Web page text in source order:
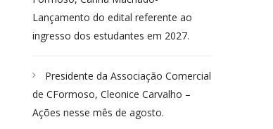
Lançamento do edital referente ao
ingresso dos estudantes em 2027.
Presidente da Associação Comercial
de CFormoso, Cleonice Carvalho –
Ações nesse mês de agosto.